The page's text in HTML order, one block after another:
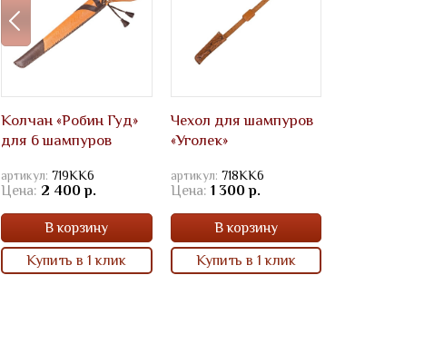
Колчан «Робин Гуд»
для 6 шампуров
артикул: 719КК6
Цена: 2 400 р.
В корзину
Купить в 1 клик
Чехол для шампуров
«Уголек»
артикул: 718КК6
Цена: 1 300 р.
В корзину
Купить в 1 клик